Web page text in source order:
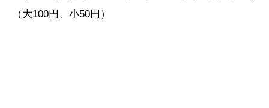
（大100円、小50円）